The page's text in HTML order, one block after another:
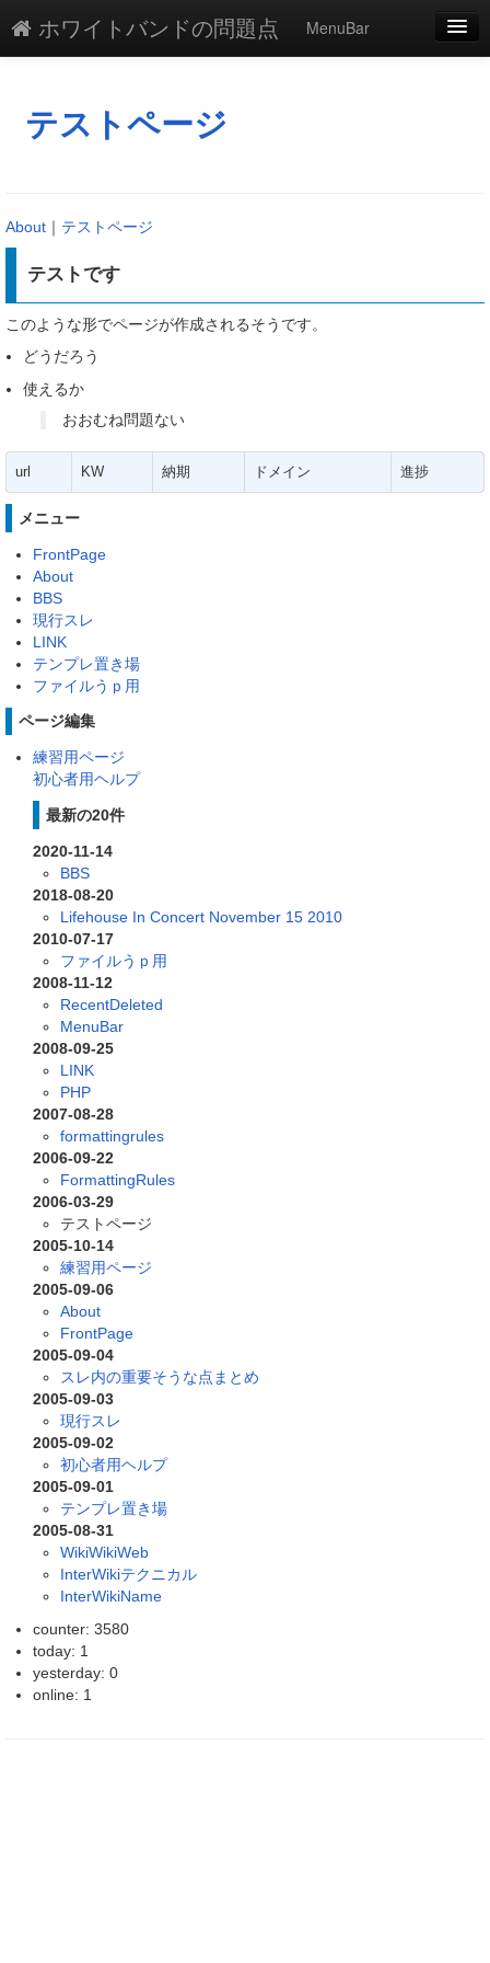
ホワイトバンドの問題点
MenuBar
添付
単語検索
テストページ
About ｜ テストページ
テストです
このような形でページが作成されるそうです。
どうだろう
使えるか
おおむね問題ない
url KW 納期 ドメイン 進捗
メニュー
FrontPage
About
BBS
現行スレ
LINK
テンプレ置き場
ファイルうｐ用
ページ編集
練習用ページ
初心者用ヘルプ
最新の20件
2020-11-14
BBS
2018-08-20
Lifehouse In Concert November 15 2010
2010-07-17
ファイルうｐ用
2008-11-12
RecentDeleted
MenuBar
2008-09-25
LINK
PHP
2007-08-28
formattingrules
2006-09-22
FormattingRules
2006-03-29
テストページ
2005-10-14
練習用ページ
2005-09-06
About
FrontPage
2005-09-04
スレ内の重要そうな点まとめ
2005-09-03
現行スレ
2005-09-02
初心者用ヘルプ
2005-09-01
テンプレ置き場
2005-08-31
WikiWikiWeb
InterWikiテクニカル
InterWikiName
counter: 3580
today: 1
yesterday: 0
online: 1